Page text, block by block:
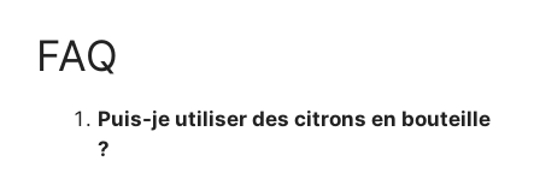
FAQ
Puis-je utiliser des citrons en bouteille
?